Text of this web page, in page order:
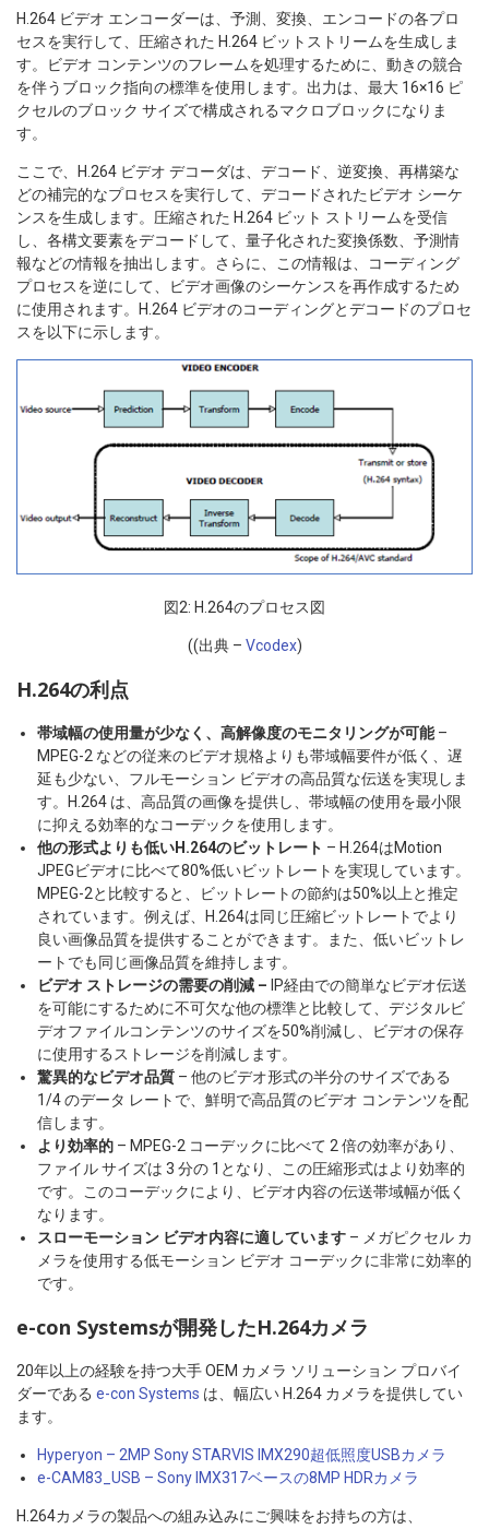
H.264 ビデオ エンコーダーは、予測、変換、エンコードの各プロ
セスを実行して、圧縮された H.264 ビットストリームを生成しま
す。ビデオ コンテンツのフレームを処理するために、動きの競合
を伴うブロック指向の標準を使用します。出力は、最大 16×16 ピ
クセルのブロック サイズで構成されるマクロブロックになりま
す。
ここで、H.264 ビデオ デコーダは、デコード、逆変換、再構築な
どの補完的なプロセスを実行して、デコードされたビデオ シーケ
ンスを生成します。圧縮された H.264 ビット ストリームを受信
し、各構文要素をデコードして、量子化された変換係数、予測情
報などの情報を抽出します。さらに、この情報は、コーディング
プロセスを逆にして、ビデオ画像のシーケンスを再作成するため
に使用されます。H.264 ビデオのコーディングとデコードのプロセ
スを以下に示します。
図2: H.264のプロセス図
((出典 – Vcodex)
H.264の利点
帯域幅の使用量が少なく、高解像度のモニタリングが可能–
MPEG-2 などの従来のビデオ規格よりも帯域幅要件が低く、遅
延も少ない、フルモーション ビデオの高品質な伝送を実現しま
す。H.264 は、高品質の画像を提供し、帯域幅の使用を最小限
に抑える効率的なコーデックを使用します。
他の形式よりも低いH.264のビットレート – H.264はMotion
JPEGビデオに比べて80%低いビットレートを実現しています。
MPEG-2と比較すると、ビットレートの節約は50%以上と推定
されています。例えば、H.264は同じ圧縮ビットレートでより
良い画像品質を提供することができます。また、低いビットレ
ートでも同じ画像品質を維持します。
ビデオ ストレージの需要の削減 – IP経由での簡単なビデオ伝送
を可能にするために不可欠な他の標準と比較して、デジタルビ
デオファイルコンテンツのサイズを50%削減し、ビデオの保存
に使用するストレージを削減します。
驚異的なビデオ品質 – 他のビデオ形式の半分のサイズである
1/4 のデータ レートで、鮮明で高品質のビデオ コンテンツを配
信します。
より効率的 – MPEG-2 コーデックに比べて 2 倍の効率があり、
ファイル サイズは 3 分の 1となり、この圧縮形式はより効率的
です。このコーデックにより、ビデオ内容の伝送帯域幅が低く
なります。
スローモーション ビデオ内容に適しています – メガピクセル カ
メラを使用する低モーション ビデオ コーデックに非常に効率的
です。
e-con Systemsが開発したH.264カメラ
20年以上の経験を持つ大手 OEM カメラ ソリューション プロバイ
ダーである e-con Systems は、幅広い H.264 カメラを提供してい
ます。
Hyperyon – 2MP Sony STARVIS IMX290超低照度USBカメラ
e-CAM83_USB – Sony IMX317ベースの8MP HDRカメラ
H.264カメラの製品への組み込みにご興味をお持ちの方は、